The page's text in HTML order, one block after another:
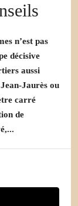
n’est pas
décisive
aussi
Jaurès ou
carré
de